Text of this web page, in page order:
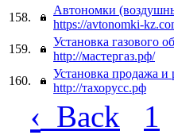
158.
Автономки
https://avtonomki-
159.
Установка газового
http://мастергаз.рф/
160.
Установка продажа и
http://тахорусс.рф
‹ Back 1